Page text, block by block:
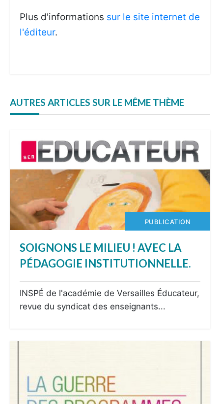
Plus d'informations sur le site internet de
l'éditeur.
AUTRES ARTICLES SUR LE MÊME THÈME
PUBLICATION
SOIGNONS LE MILIEU ! AVEC LA
PÉDAGOGIE INSTITUTIONNELLE.
INSPÉ de l'académie de Versailles Éducateur,
revue du syndicat des enseignants...